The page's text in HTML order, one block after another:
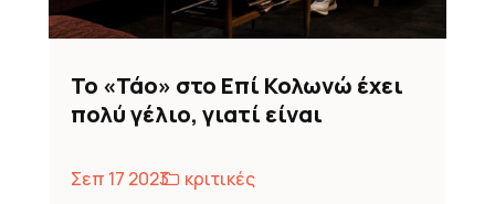
Το «Τάο» στο Επί Κολωνώ έχει
πολύ γέλιο, γιατί είναι
Σεπ 17 2023 κριτικές